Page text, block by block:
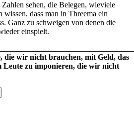
sehen, die Belegen, wieviele
wissen, dass man in Threema ein
Ganz zu schweigen von denen die
einspielt.
die wir nicht brauchen, mit Geld, das
Leute zu imponieren, die wir nicht